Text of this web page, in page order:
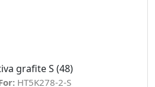
grafite S (48)
HT5K278-2-S